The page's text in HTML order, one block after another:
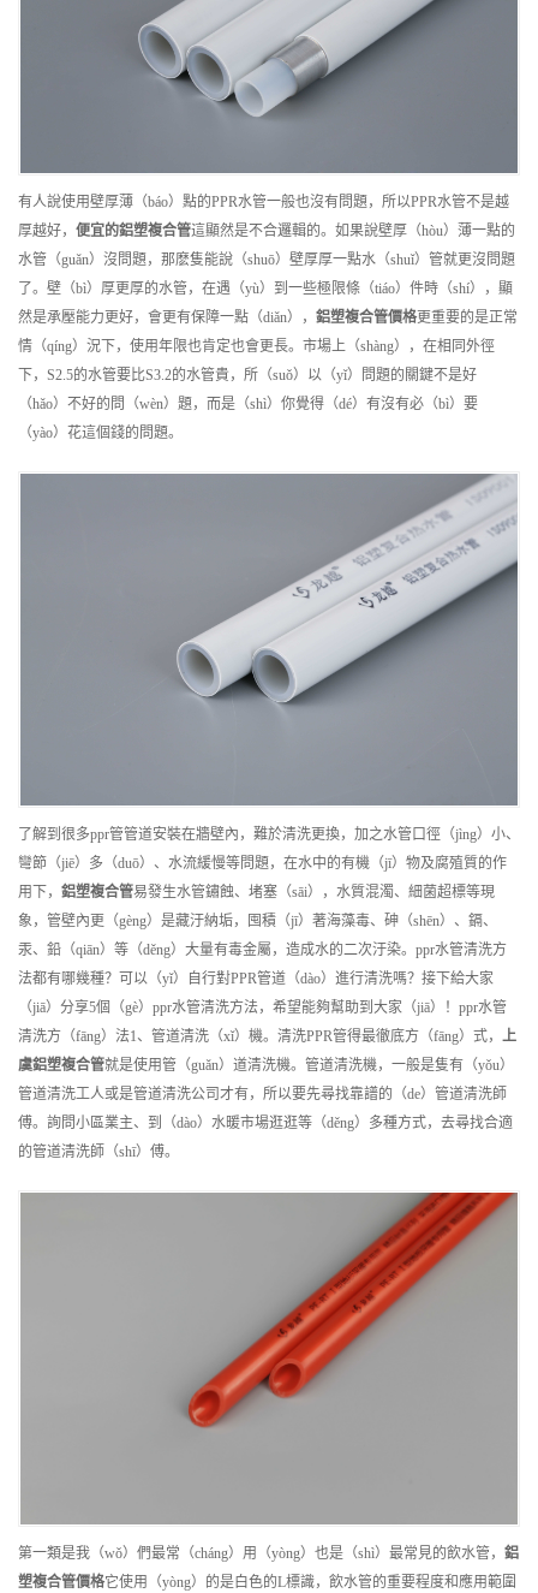
有人說使用壁厚薄（báo）點的PPR水管一般也沒有問題，所以PPR水管不是越
厚越好， 便宜的鋁塑複合管這顯然是不合邏輯的。如果說壁厚（hòu）薄一點的
水管（guǎn）沒問題，那麽隻能說（shuō）壁厚厚一點水（shuǐ）管就更沒問題
了。壁（bì）厚更厚的水管，在遇（yù）到一些極限條（tiáo）件時（shí），顯
然是承壓能力更好，會更有保障一點（diǎn）， 鋁塑複合管價格更重要的是正常
情（qíng）況下，使用年限也肯定也會更長。市場上（shàng），在相同外徑
下，S2.5的水管要比S3.2的水管貴，所（suǒ）以（yǐ）問題的關鍵不是好
（hǎo）不好的問（wèn）題，而是（shì）你覺得（dé）有沒有必（bì）要
（yào）花這個錢的問題。
了解到很多ppr管管道安裝在牆壁內，難於清洗更換，加之水管口徑（jìng）小、
彎節（jiē）多（duō）、水流緩慢等問題，在水中的有機（jī）物及腐殖質的作
用下， 鋁塑複合管易發生水管鏽蝕、堵塞（sāi），水質混濁、細菌超標等現
象，管壁內更（gèng）是藏汙納垢，囤積（jī）著海藻毒、砷（shēn）、鎘、
汞、鉛（qiān）等（děng）大量有毒金屬，造成水的二次汙染。ppr水管清洗方
法都有哪幾種？可以（yǐ）自行對PPR管道（dào）進行清洗嗎？接下給大家
（jiā）分享5個（gè）ppr水管清洗方法，希望能夠幫助到大家（jiā）！ppr水管
清洗方（fāng）法1、管道清洗（xǐ）機。清洗PPR管得最徹底方（fāng）式， 上
虞鋁塑複合管就是使用管（guǎn）道清洗機。管道清洗機，一般是隻有（yǒu）
管道清洗工人或是管道清洗公司才有，所以要先尋找靠譜的（de）管道清洗師
傅。詢問小區業主、到（dào）水暖市場逛逛等（děng）多種方式，去尋找合適
的管道清洗師（shī）傅。
第一類是我（wǒ）們最常（cháng）用（yòng）也是（shì）最常見的飲水管， 鋁
塑複合管價格它使用（yòng）的是白色的L標識，飲水管的重要程度和應用範圍